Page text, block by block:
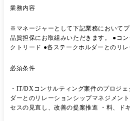
業務内容
※マネージャーとして下記業務において
品質担保にお取組みいただきます。 ●コ
クトリード ●各ステークホルダーとのリ
料、ドキュメント作成 ●ベンダー管理 ●ク
ロジェクト事例】 ・大手小売企業様/戦
パーシステム運営に関わるプロジェクト
ク様/ITコンサルティング 勘定系システム
必須条件
・IT/DXコンサルティング案件のプロジ
ダーとのリレーションシップマネジメン
セスの見直し、改善の提案推進 ・料、ド